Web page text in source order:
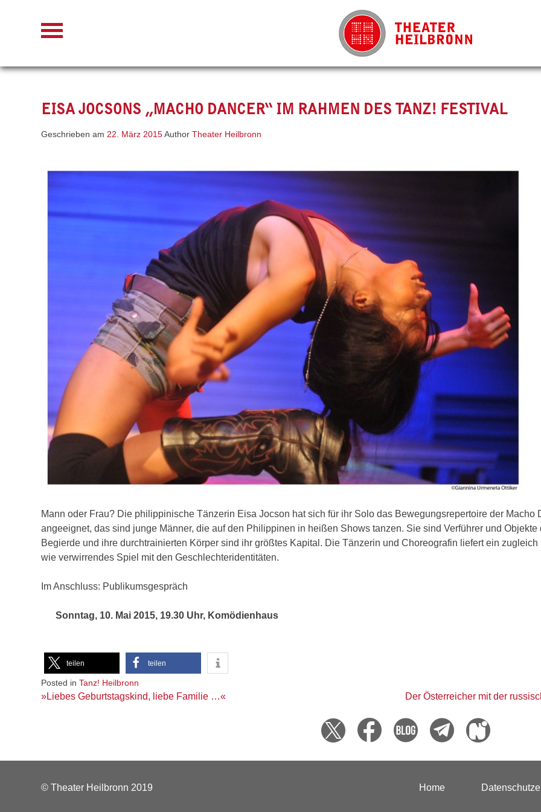
EISA JOCSONS „MACHO DANCER“ IM RAHMEN DES TANZ! FESTIVAL
Geschrieben am 22. März 2015Author Theater Heilbronn
Mann oder Frau? Die philippinische Tänzerin Eisa Jocson hat sich für ihr Solo das Bewegungsrepertoire der Macho
angeeignet, das sind junge Männer, die auf den Philippinen in heißen Shows tanzen. Sie sind Verführer und Objekte
Begierde und ihre durchtrainierten Körper sind ihr größtes Kapital. Die Tänzerin und Choreografin liefert ein zugleich
wie verwirrendes Spiel mit den Geschlechteridentitäten.
Im Anschluss: Publikumsgespräch
Sonntag, 10. Mai 2015, 19.30 Uhr, Komödienhaus
teilen teilen
Posted in Tanz! Heilbronn
Beitragsnavigation
»Liebes Geburtstagskind, liebe Familie …« Der Österreicher mit der
© Theater Heilbronn 2019 Home